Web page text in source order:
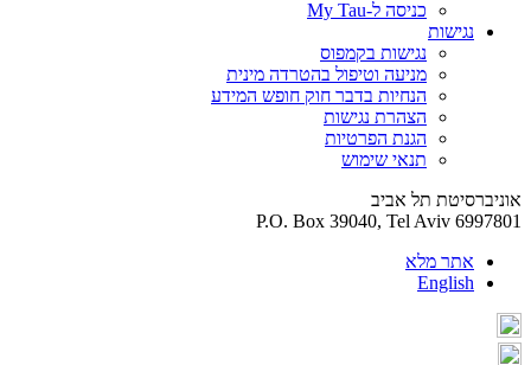
כניסה ל-My Tau
נגישות
נגישות בקמפוס
מניעה וטיפול בהטרדה מינית
הנחיות בדבר חוק חופש המידע
הצהרת נגישות
הגנת הפרטיות
תנאי שימוש
אוניברסיטת תל אביב
P.O. Box 39040, Tel Aviv 6997801
אתר מלא
English